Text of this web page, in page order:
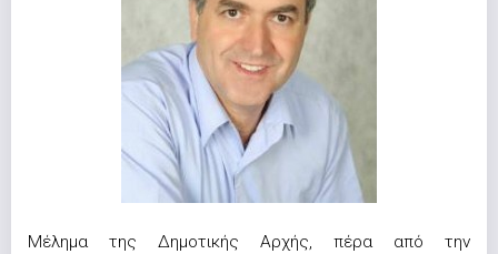
Μέλημα της Δημοτικής Αρχής, πέρα από την